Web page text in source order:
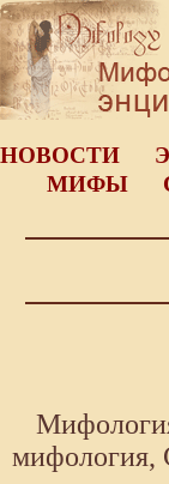
НОВОСТИ
МИФЫ
мифология,